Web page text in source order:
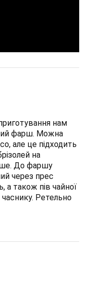
нам
фарш. Можна
але це підходить
на
До фаршу
через прес
а також пів чайної
Ретельно